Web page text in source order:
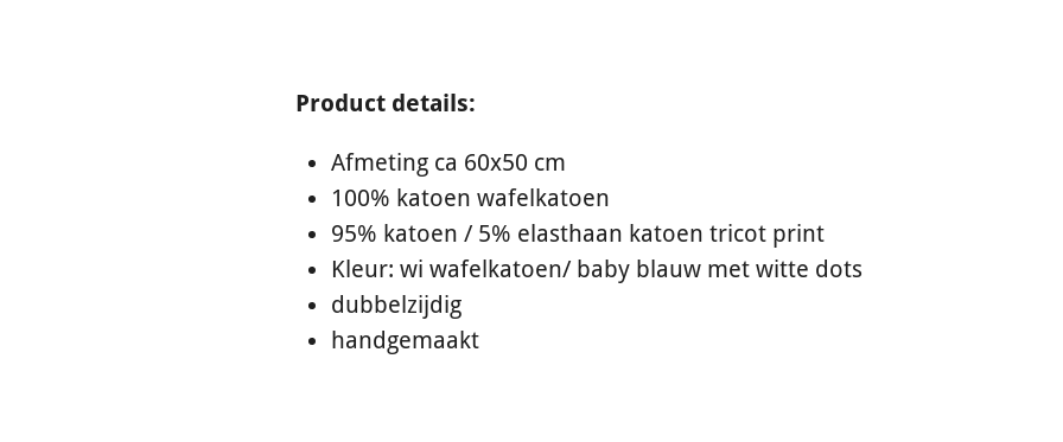
Product details:
Afmeting ca 60x50 cm
100% katoen wafelkatoen
95% katoen / 5% elasthaan katoen tricot print
Kleur: wi wafelkatoen/ baby blauw met witte dots
dubbelzijdig
handgemaakt